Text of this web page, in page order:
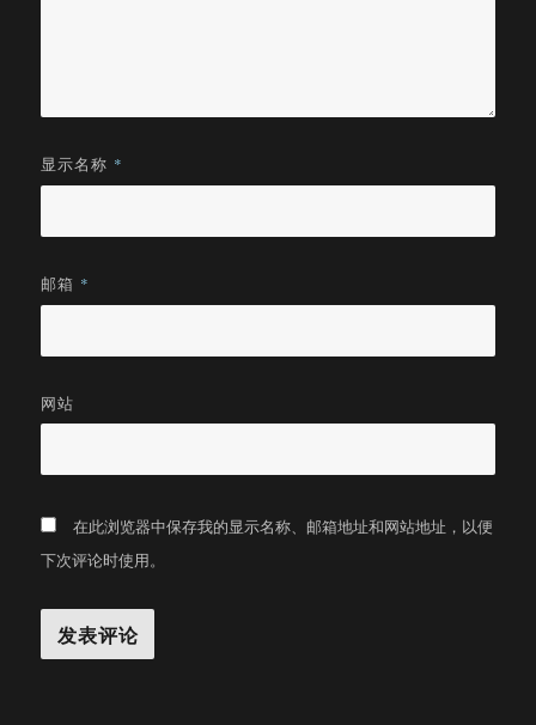
显示名称 *
邮箱 *
网站
在此浏览器中保存我的显示名称、邮箱地址和网站地址，以便
下次评论时使用。